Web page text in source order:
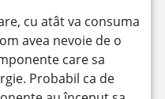
cu atât va consuma
avea nevoie de o
care sa
Probabil ca de